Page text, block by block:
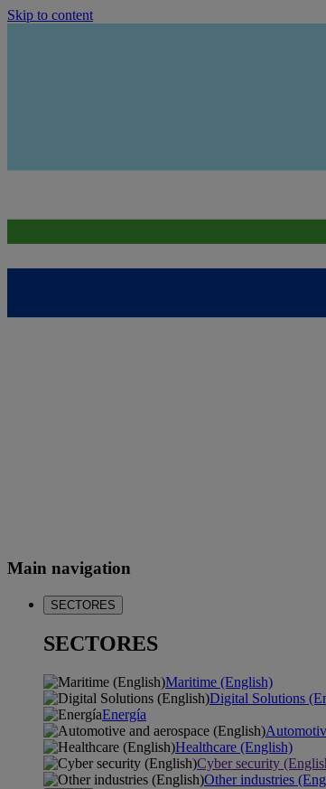
Skip to content
Main navigation
SECTORES
SECTORES
Maritime (English)
Digital Solutions
Energía
Healthcare (English)
Cyber security
Other industries